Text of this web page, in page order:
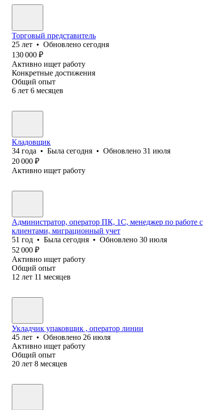
Торговый представитель
25 лет • Обновлено сегодня
130 000 ₽
Активно ищет работу
Конкретные достижения
Общий опыт
6 лет 6 месяцев
Кладовщик
34 года • Была сегодня • Обновлено 31 июля
20 000 ₽
Активно ищет работу
Администратор, оператор ПК, 1С, менеджер по работе с
клиентами, миграционный учет
51 год • Была сегодня • Обновлено 30 июля
52 000 ₽
Активно ищет работу
Общий опыт
12 лет 11 месяцев
Укладчик упаковщик , оператор линии
45 лет • Обновлено 26 июля
Активно ищет работу
Общий опыт
20 лет 8 месяцев